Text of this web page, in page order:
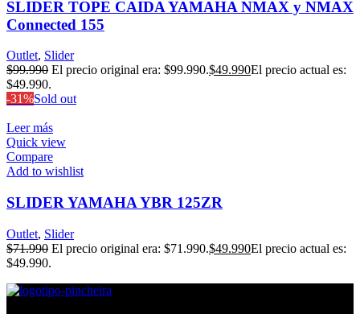
SLIDER TOPE CAIDA YAMAHA NMAX y NMAX
Connected 155
Outlet, Slider
$99.990 El precio original era: $99.990.$49.990El precio actual es:
$49.990.
-31%Sold out
Leer más
Quick view
Compare
Add to wishlist
SLIDER YAMAHA YBR 125ZR
Outlet, Slider
$71.990 El precio original era: $71.990.$49.990El precio actual es:
$49.990.